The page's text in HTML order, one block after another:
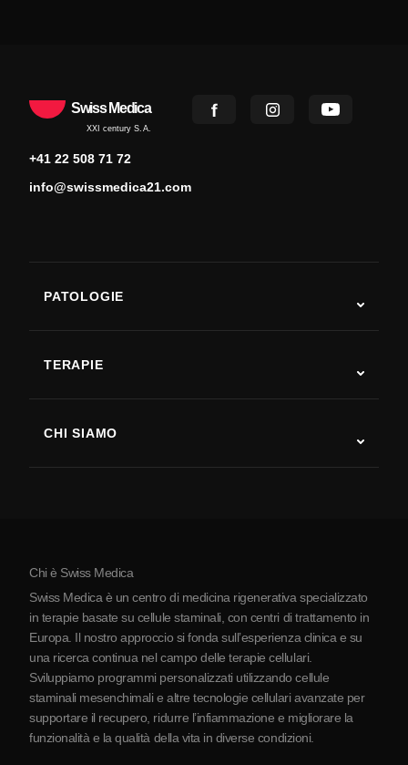
Swiss Medica
XXI century S.A.
+41 22 508 71 72
info@swissmedica21.com
PATOLOGIE
Malattia di Parkinson
Artrite
TERAPIE
CHI SIAMO
La Serbia
Partnership
Chi è Swiss Medica
Swiss Medica è un centro di medicina rigenerativa specializzato
in terapie basate su cellule staminali, con centri di trattamento in
Europa. Il nostro approccio si fonda sull’esperienza clinica e su
una ricerca continua nel campo delle terapie cellulari.
Sviluppiamo programmi personalizzati utilizzando cellule
staminali mesenchimali e altre tecnologie cellulari avanzate per
supportare il recupero, ridurre l’infiammazione e migliorare la
funzionalità e la qualità della vita in diverse condizioni.